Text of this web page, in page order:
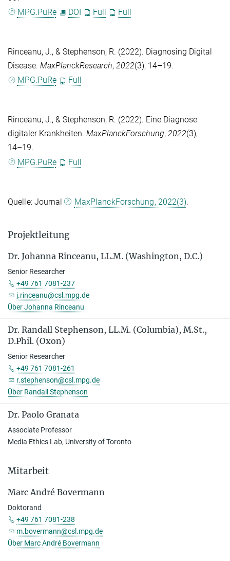
MPG.PuRe
DOI Full Full
Rinceanu, J., & Stephenson, R. (2022). Diagnosing Digital
Disease. MaxPlanckResearch, 2022(3), 14–19.
MPG.PuRe
Full
Rinceanu, J., & Stephenson, R. (2022). Eine Diagnose
digitaler Krankheiten. MaxPlanckForschung, 2022(3),
14–19.
MPG.PuRe
Full
Quelle: Journal MaxPlanckForschung, 2022(3).
Projektleitung
Dr. Johanna Rinceanu, LL.M. (Washington, D.C.)
Senior Researcher
+49 761 7081-237
j.rinceanu@csl.mpg.de
Über Johanna Rinceanu
Dr. Ran­dall Ste­phen­son, LL.M. (Columbia), M.St.,
D.Phil. (Oxon)
Senior Researcher
+49 761 7081-261
r.stephenson@csl.mpg.de
Über Randall Stephenson
Dr. Paolo Granata
Associate Professor
Media Ethics Lab, University of Toronto
Mitarbeit
Marc André Bovermann
Doktorand
+49 761 7081-238
m.bovermann@csl.mpg.de
Über Marc André Bovermann